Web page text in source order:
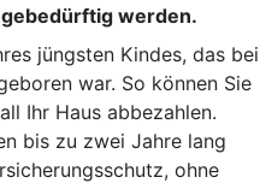
werden.
jüngsten Kindes, das bei
war. So können Sie
Ihr Haus abbezahlen.
bis zu zwei Jahre lang
ohne